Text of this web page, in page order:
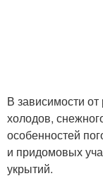
В зависимости
холодов,
особенностей
и придомовых
укрытий.